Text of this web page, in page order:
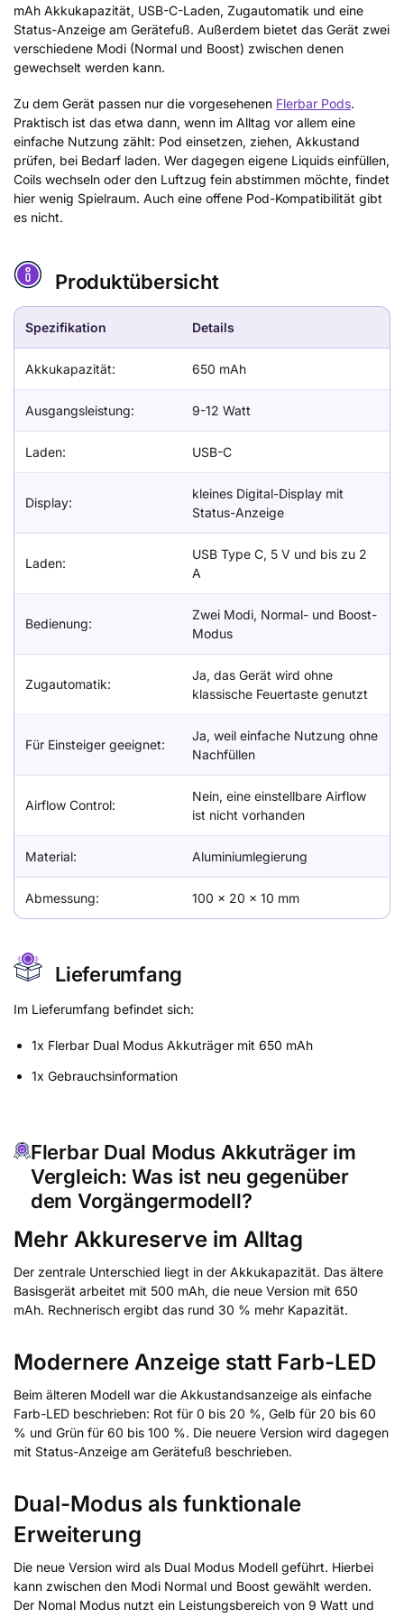
mAh Akkukapazität, USB-C-Laden, Zugautomatik und eine
Status-Anzeige am Gerätefuß. Außerdem bietet das Gerät zwei
verschiedene Modi (Normal und Boost) zwischen denen
gewechselt werden kann.
Zu dem Gerät passen nur die vorgesehenen Flerbar Pods.
Praktisch ist das etwa dann, wenn im Alltag vor allem eine
einfache Nutzung zählt: Pod einsetzen, ziehen, Akkustand
prüfen, bei Bedarf laden. Wer dagegen eigene Liquids einfüllen,
Coils wechseln oder den Luftzug fein abstimmen möchte, findet
hier wenig Spielraum. Auch eine offene Pod-Kompatibilität gibt
es nicht.
Produktübersicht
Spezifikation Details
Akkukapazität: 650 mAh
Ausgangsleistung: 9-12 Watt
Laden: USB-C
Display:
kleines Digital-Display mit
Status-Anzeige
Laden:
USB Type C, 5 V und bis zu 2
A
Bedienung:
Zwei Modi, Normal- und Boost-
Modus
Zugautomatik:
Ja, das Gerät wird ohne
klassische Feuertaste genutzt
Für Einsteiger geeignet:
Ja, weil einfache Nutzung ohne
Nachfüllen
Airflow Control:
Nein, eine einstellbare Airflow
ist nicht vorhanden
Material: Aluminiumlegierung
Abmessung: 100 × 20 × 10 mm
Lieferumfang
Im Lieferumfang befindet sich:
1x Flerbar Dual Modus Akkuträger mit 650 mAh
1x Gebrauchsinformation
Flerbar Dual Modus Akkuträger im
Vergleich: Was ist neu gegenüber
dem Vorgängermodell?
Mehr Akkureserve im Alltag
Der zentrale Unterschied liegt in der Akkukapazität. Das ältere
Basisgerät arbeitet mit 500 mAh, die neue Version mit 650
mAh. Rechnerisch ergibt das rund 30 % mehr Kapazität.
Modernere Anzeige statt Farb-LED
Beim älteren Modell war die Akkustandsanzeige als einfache
Farb-LED beschrieben: Rot für 0 bis 20 %, Gelb für 20 bis 60
% und Grün für 60 bis 100 %. Die neuere Version wird dagegen
mit Status-Anzeige am Gerätefuß beschrieben.
Dual-Modus als funktionale
Erweiterung
Die neue Version wird als Dual Modus Modell geführt. Hierbei
kann zwischen den Modi Normal und Boost gewählt werden.
Der Nomal Modus nutzt ein Leistungsbereich von 9 Watt und